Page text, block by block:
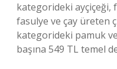
kategorideki ayçiçeği,
fasulye ve çay üreten
kategorideki pamuk
başına 549 TL temel